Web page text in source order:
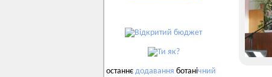
останнє додавання ботанічний